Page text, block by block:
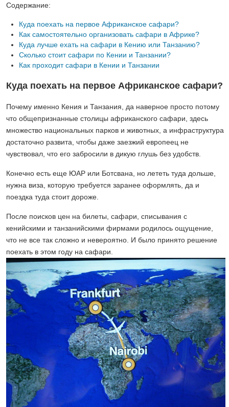
Содержание:
Куда поехать на первое Африканское сафари?
Как самостоятельно организовать сафари в Африке?
Куда лучше ехать на сафари в Кению или Танзанию?
Сколько стоит сафари по Кении и Танзании?
Как проходит сафари в Кении и Танзании
Куда поехать на первое Африканское сафари?
Почему именно Кения и Танзания, да наверное просто потому
что общепризнанные столицы африканского сафари, здесь
множество национальных парков и животных, а инфраструктура
достаточно развита, чтобы даже заезжий европеец не
чувствовал, что его забросили в дикую глушь без удобств.
Конечно есть еще ЮАР или Ботсвана, но лететь туда дольше,
нужна виза, которую требуется заранее оформлять, да и
поездка туда стоит дороже.
После поисков цен на билеты, сафари, списывания с
кенийскими и танзанийскими фирмами родилось ощущение,
что не все так сложно и невероятно. И было принято решение
поехать в этом году на сафари.